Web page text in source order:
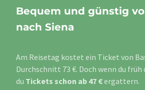
Bequem und günstig
nach Siena
Am Reisetag kostet ein Ticket von
Durchschnitt 73 €. Doch wenn du
du Tickets schon ab 47 €ergattern.